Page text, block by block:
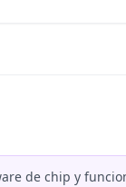
de chip y